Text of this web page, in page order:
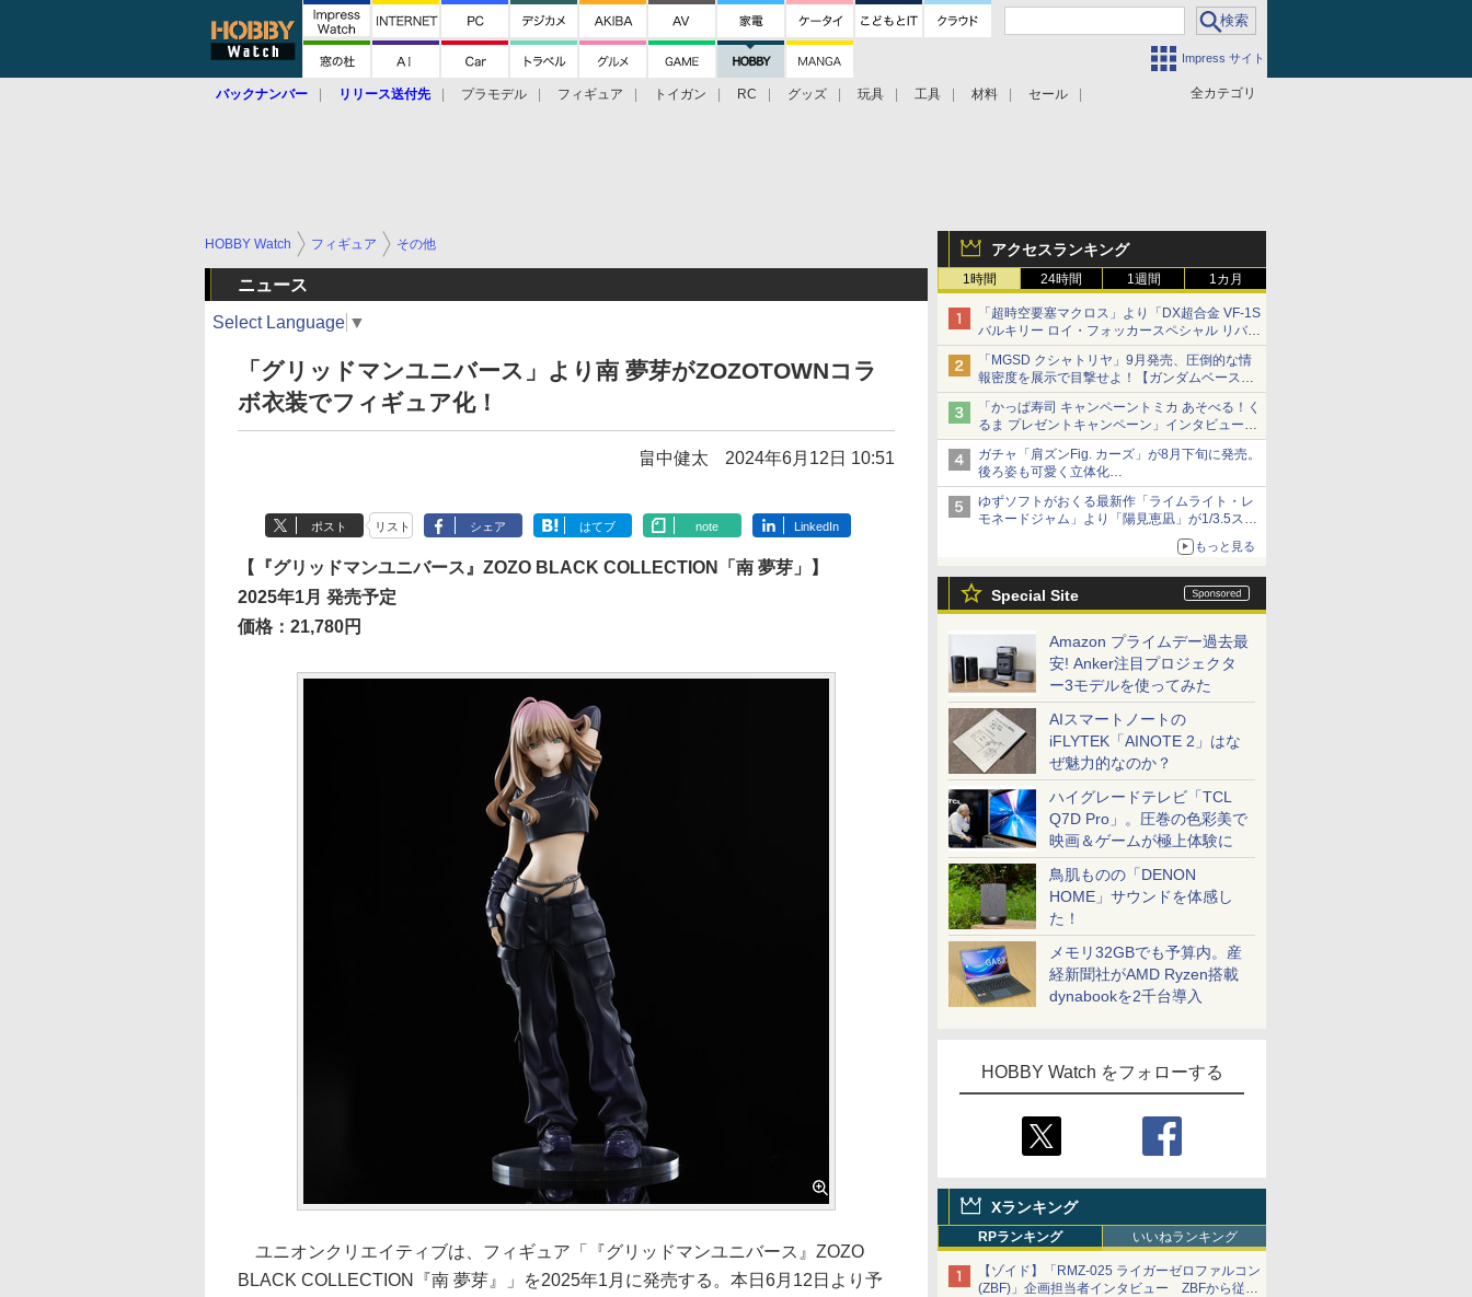
Impress サイト
全カテゴリ
バックナンバー リリース送付先 プラモデル フィギュア トイガン RC グッズ 玩具 工具 材料 セール
アクセスランキング
1時間 24時間 1週間 1カ月
「超時空要塞マクロス」より「DX超合金 VF-1S
バルキリー ロイ・フォッカースペシャル リバイ
バルVer.」本日発売！
「MGSD クシャトリヤ」9月発売、圧倒的な情
報密度を展示で目撃せよ！【ガンダムベース撮
り下ろし】
「かっぱ寿司 キャンペーントミカ あそべる！く
るま プレゼントキャンペーン」インタビュー
子どもが楽しめるかっぱ寿司ならではの体験と
コラボの楽しさを追求
ガチャ「肩ズンFig. カーズ」が8月下旬に発売。
後ろ姿も可愛く立体化
ライトニング・マックィーンやメーターなど4
種がラインナップ
ゆずソフトがおくる最新作「ライムライト・レ
モネードジャム」より「陽見恵凪」が1/3.5スケ
メガネ姿も表現できるオプションパーツが付属
もっと見る
Special Site
Amazon プライムデー過去最
安! Anker注目プロジェクタ
ー3モデルを使ってみた
AIスマートノートの
iFLYTEK「AINOTE 2」はな
ぜ魅力的なのか？
ハイグレードテレビ「TCL
Q7D Pro」。圧巻の色彩美で
映画＆ゲームが極上体験に
鳥肌ものの「DENON
HOME」サウンドを体感し
た！
メモリ32GBでも予算内。産
経新聞社がAMD Ryzen搭載
dynabookを2千台導入
HOBBY Watch をフォローする
Xランキング
RPランキング いいねランキング
【ゾイド】「RMZ-025 ライガーゼロファルコン
(ZBF)」企画担当者インタビュー ZBFから従来
HOBBY Watch フィギュア その他
ニュース
Select Language ▼
「グリッドマンユニバース」より南 夢芽がZOZOTOWNコラ
ボ衣装でフィギュア化！
畠中健太 2024年6月12日 10:51
ポスト リスト シェア はてブ note LinkedIn
【『グリッドマンユニバース』ZOZO BLACK COLLECTION「南 夢芽」】
2025年1月 発売予定
価格：21,780円
ユニオンクリエイティブは、フィギュア「『グリッドマンユニバース』ZOZO
BLACK COLLECTION『南 夢芽』」を2025年1月に発売する。本日6月12日より予